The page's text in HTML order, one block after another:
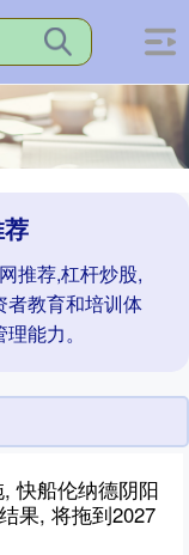
推荐,杠杆炒股,
者教育和培训体
能力。
快船伦纳德阴阳
果, 将拖到2027